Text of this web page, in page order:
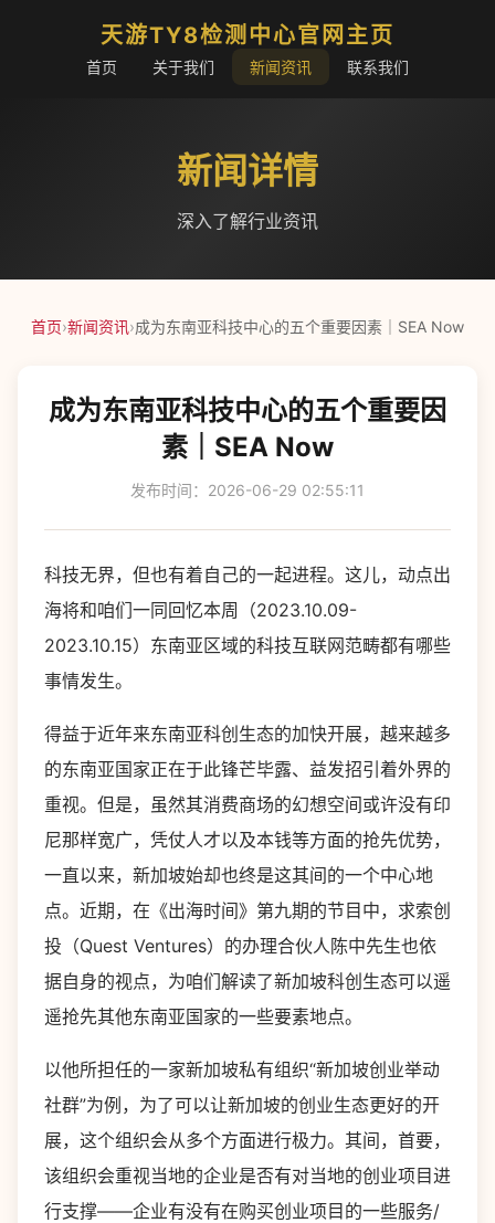
天游TY8检测中心官网主页
首页 关于我们 新闻资讯 联系我们
新闻详情
深入了解行业资讯
首页›新闻资讯›成为东南亚科技中心的五个重要因素｜SEA Now
成为东南亚科技中心的五个重要因
素｜SEA Now
发布时间：2026-06-29 02:55:11
科技无界，但也有着自己的一起进程。这儿，动点出
海将和咱们一同回忆本周（2023.10.09-
2023.10.15）东南亚区域的科技互联网范畴都有哪些
事情发生。
得益于近年来东南亚科创生态的加快开展，越来越多
的东南亚国家正在于此锋芒毕露、益发招引着外界的
重视。但是，虽然其消费商场的幻想空间或许没有印
尼那样宽广，凭仗人才以及本钱等方面的抢先优势，
一直以来，新加坡始却也终是这其间的一个中心地
点。近期，在《出海时间》第九期的节目中，求索创
投（Quest Ventures）的办理合伙人陈中先生也依
据自身的视点，为咱们解读了新加坡科创生态可以遥
遥抢先其他东南亚国家的一些要素地点。
以他所担任的一家新加坡私有组织“新加坡创业举动
社群”为例，为了可以让新加坡的创业生态更好的开
展，这个组织会从多个方面进行极力。其间，首要，
该组织会重视当地的企业是否有对当地的创业项目进
行支撑——企业有没有在购买创业项目的一些服务/